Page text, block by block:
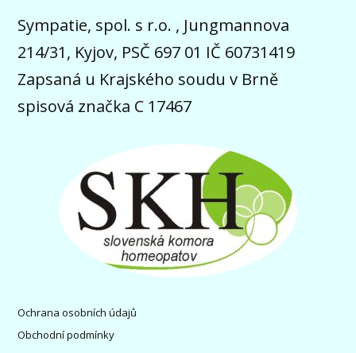
Sympatie, spol. s r.o. , Jungmannova
214/31, Kyjov, PSČ 697 01 IČ 60731419
Zapsaná u Krajského soudu v Brně
spisová značka C 17467
Ochrana osobních údajů
Obchodní podmínky